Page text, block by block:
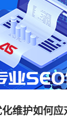
维护如何应